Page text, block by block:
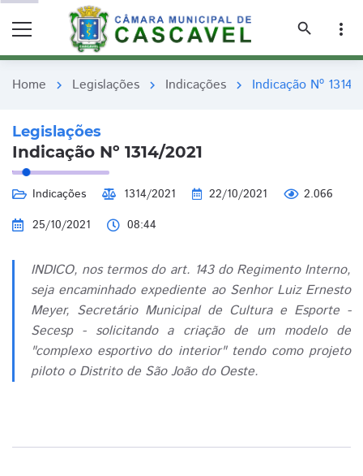
search
more_vert
Home chevron_right Legislações chevron_right Indicações chevron_right Indicação Nº 1314/
Legislações
Indicação Nº 1314/2021
Indicações 1314/2021 22/10/2021
2.066
25/10/2021
08:44
INDICO, nos termos do art. 143 do Regimento Interno,
seja encaminhado expediente ao Senhor Luiz Ernesto
Meyer, Secretário Municipal de Cultura e Esporte -
Secesp - solicitando a criação de um modelo de
"complexo esportivo do interior" tendo como projeto
piloto o Distrito de São João do Oeste.